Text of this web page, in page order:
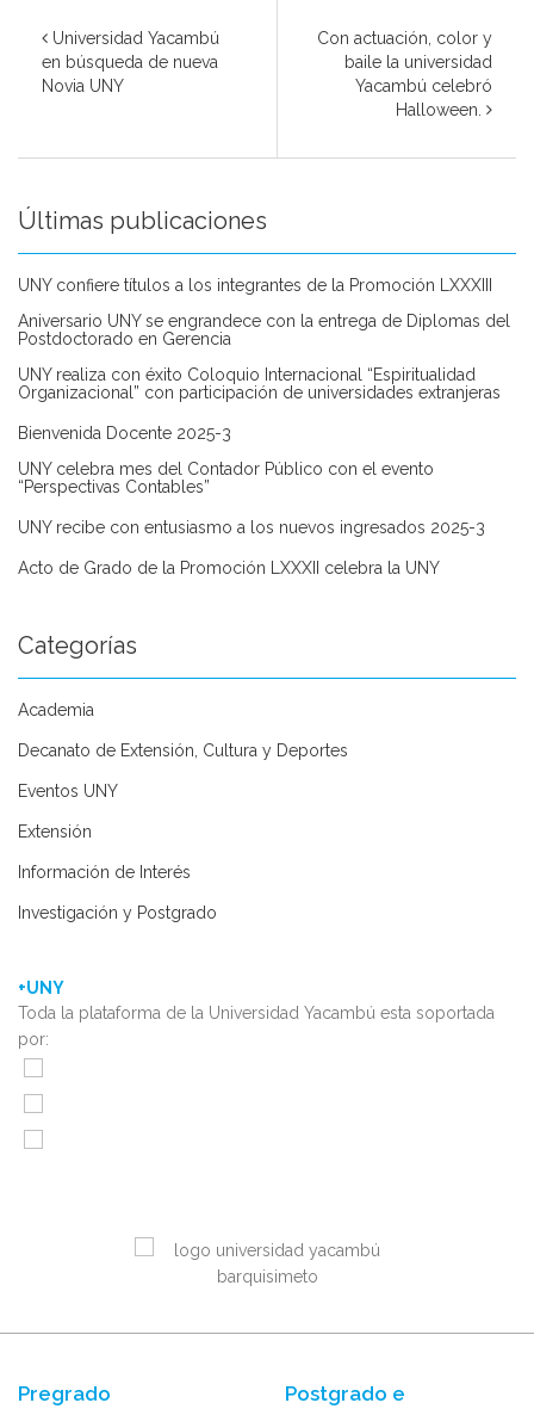
Universidad Yacambú
en búsqueda de nueva
Novia UNY
Con actuación, color y
baile la universidad
Yacambú celebró
Halloween.
Últimas publicaciones
UNY confiere títulos a los integrantes de la Promoción LXXXIII
Aniversario UNY se engrandece con la entrega de Diplomas del
Postdoctorado en Gerencia
UNY realiza con éxito Coloquio Internacional “Espiritualidad
Organizacional” con participación de universidades extranjeras
Bienvenida Docente 2025-3
UNY celebra mes del Contador Público con el evento
“Perspectivas Contables”
UNY recibe con entusiasmo a los nuevos ingresados 2025-3
Acto de Grado de la Promoción LXXXII celebra la UNY
Categorías
Academia
Decanato de Extensión, Cultura y Deportes
Eventos UNY
Extensión
Información de Interés
Investigación y Postgrado
+UNY
Toda la plataforma de la Universidad Yacambú esta soportada
por:
Pregrado
Postgrado e